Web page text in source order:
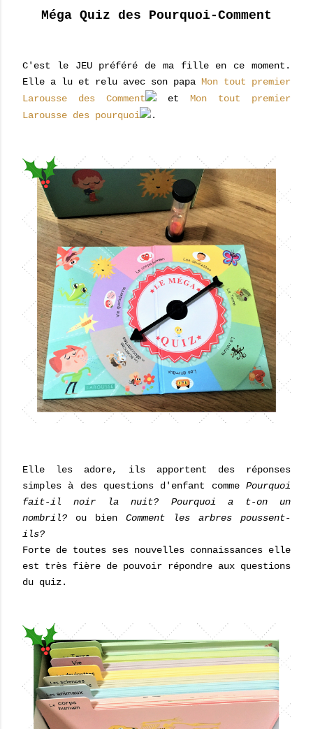
Méga Quiz des Pourquoi-Comment
C'est le JEU préféré de ma fille en ce moment.
Elle a lu et relu avec son papa Mon tout premier
Larousse des Comment
et
Mon tout premier
Larousse des pourquoi
.
Elle les adore, ils apportent des réponses
simples à des questions d'enfant comme Pourquoi
fait-il noir la nuit? Pourquoi a t-on un
nombril? ou bien Comment les arbres poussent-
ils?
Forte de toutes ses nouvelles connaissances elle
est très fière de pouvoir répondre aux questions
du quiz.